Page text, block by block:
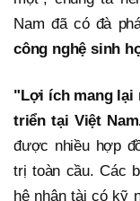
Nam đã có đà
công nghệ sinh
"Lợi ích mang lại
triển tại Việt
được nhiều hợp
trị toàn cầu. Các
hệ nhân tài có kỹ